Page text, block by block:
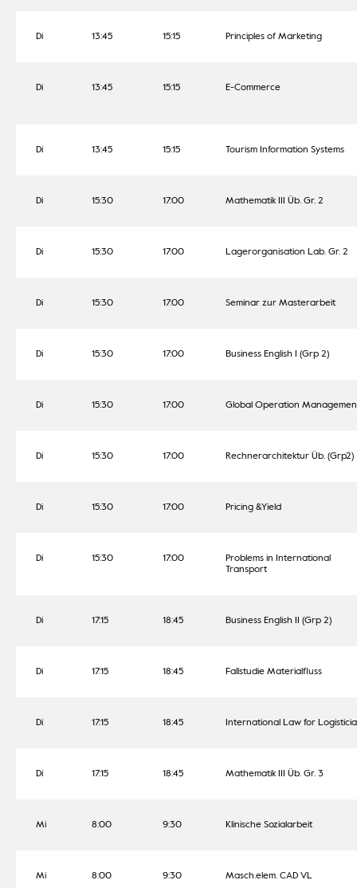
Di 13:45 15:15 Principles of Marketing
Di 13:45 15:15 E-Commerce
Di 13:45 15:15 Tourism Information Systems
Di 15:30 17:00 Mathematik III Üb. Gr. 2
Di 15:30 17:00 Lagerorganisation Lab. Gr. 2
Di 15:30 17:00 Seminar zur Masterarbeit
Di 15:30 17:00 Business English I (Grp 2)
Di 15:30 17:00 Global Operation
Di 15:30 17:00 Rechnerarchitektur Üb. (Grp2)
Di 15:30 17:00 Pricing &Yield
Di 15:30 17:00
Problems in International
Transport
Di 17:15 18:45 Business English II (Grp 2)
Di 17:15 18:45 Fallstudie Materialfluss
Di 17:15 18:45 International Law for
Di 17:15 18:45 Mathematik III Üb. Gr. 3
Mi 8:00 9:30 Klinische Sozialarbeit
Mi 8:00 9:30 Masch.elem. CAD VL